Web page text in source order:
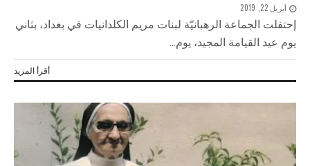
أبريل 22, 2019
إحتفلت الجماعة الرهبانيّة لبنات مريم الكلدانيات في بغداد، بثاني
يوم عيد القيامة المجيد، يوم...
أقرأ المزيد